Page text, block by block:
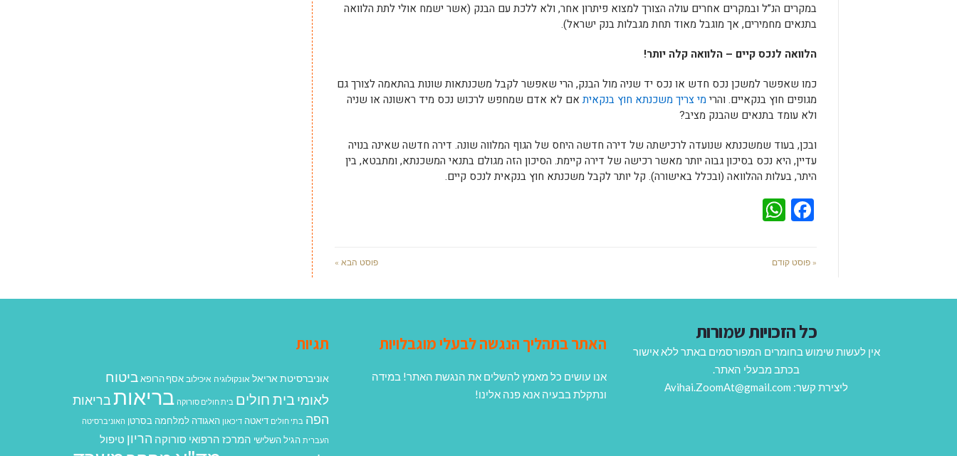
במקרים הנ”ל ובמקרים אחרים עולה הצורך למצוא פיתרון אחר, ולא ללכת עם הבנק (אשר ישמח אולי לתת הלוואה
בתנאים מחמירים, אך מוגבל מאוד תחת מגבלות בנק ישראל).
הלוואה לנכס קיים – הלוואה קלה יותר!
כמו שאפשר למשכן נכס חדש או נכס יד שניה מול הבנק, הרי שאפשר לקבל משכנתאות שונות בהתאמה לצורך גם
מגופים חוץ בנקאיים. והרימי צריך משכנתא חוץ בנקאית אם לא אדם שמחפש לרכוש נכס מיד ראשונה או שניה
ולא עומד בתנאים שהבנק מציב?
ובכן, בעוד שמשכנתא שנועדה לרכישתה של דירה חדשה היחס של הגוף המלווה שונה. דירה חדשה שאינה בנויה
עדיין, היא נכס בסיכון גבוה יותר מאשר רכישה של דירה קיימת. הסיכון הזה מגולם בתנאי המשכנתא, ומתבטא, בין
היתר, בעלות ההלוואה (ובכלל באישורה). קל יותר לקבל משכנתא חוץ בנקאית לנכס קיים.
Facebook
« פוסט קודם פוסט הבא »
כל הזכויות שמורות
אין לעשות שימוש בחומרים המפורסמים באתר ללא אישור
בכתב מבעלי האתר.
ליצירת קשר: Avihai.ZoomAt@gmail.com
האתר בתהליך הנגשה לבעלי מוגבלויות
אנו עושים כל מאמץ להשלים את הנגשת האתר! במידה
ונתקלת בבעיה אנא פנה אלינו!
תגיות
אוניברסיטת אריאל אונקולוגיה איכילוב אסף הרופא ביטוח
לאומיבית חולים בית חולים סורוקה בריאותבריאות
הפה בתי חולים דיאטה דיכאון האגודה למלחמה בסרטן האוניברסיטה
העברית הגיל השלישי המרכז הרפואי סורוקה הריון טיפול